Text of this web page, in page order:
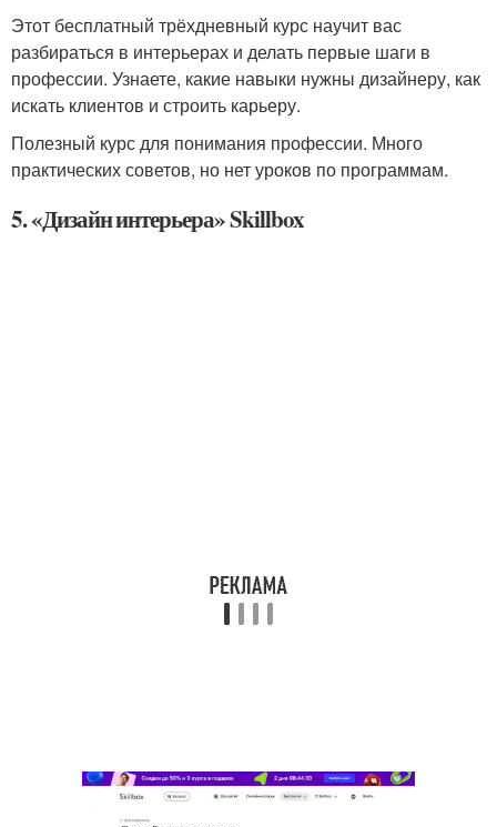
Этот бесплатный трёхдневный курс научит вас
разбираться в интерьерах и делать первые шаги в
профессии. Узнаете, какие навыки нужны дизайнеру, как
искать клиентов и строить карьеру.
Полезный курс для понимания профессии. Много
практических советов, но нет уроков по программам.
5. «Дизайн интерьера» Skillbox